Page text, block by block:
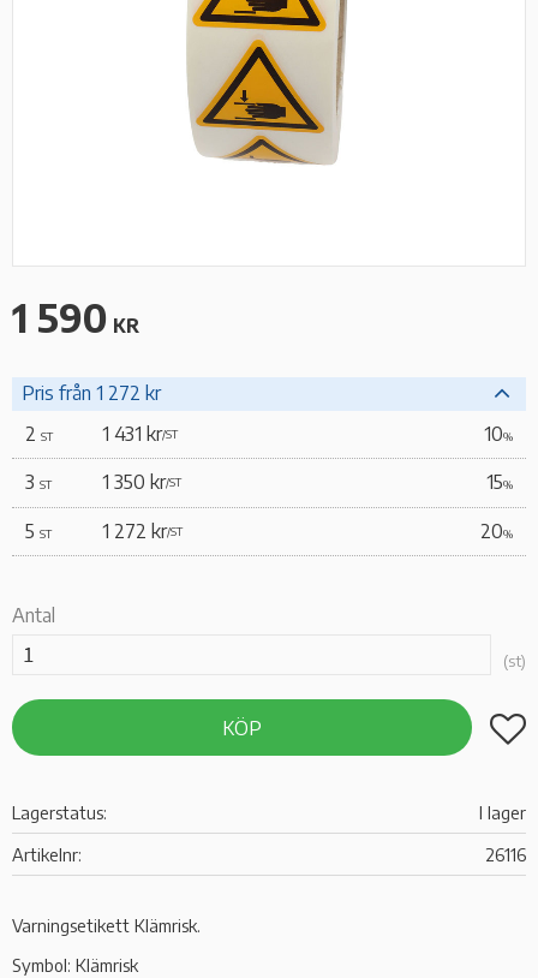
1 590 KR
Pris från 1 272 kr
2 ST 1 431 kr/ST 10%
3 ST 1 350 kr/ST 15%
5 ST 1 272 kr/ST 20%
Antal
st
KÖP Lägg
Lagerstatus
I lager
Artikelnr
26116
Varningsetikett Klämrisk.
Symbol: Klämrisk